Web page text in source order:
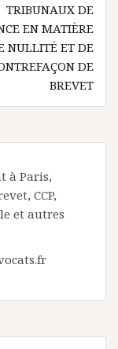
TRIBUNAUX DE
EN MATIÈRE
NULLITÉ ET DE
DE
BREVET
à Paris,
CCP,
et autres